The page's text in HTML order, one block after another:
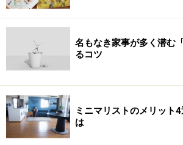
名もなき家事が多く潜む
るコツ
ミニマリストのメリット
は